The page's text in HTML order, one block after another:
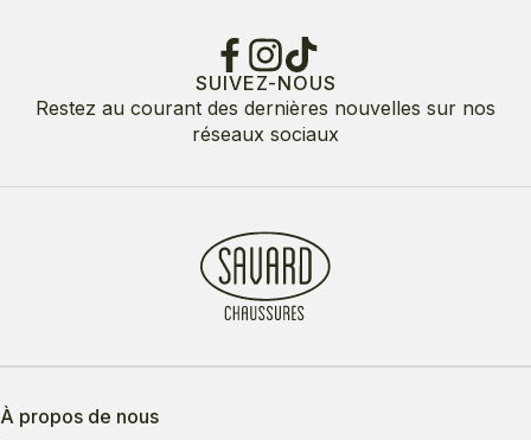
SUIVEZ-NOUS
Restez au courant des dernières nouvelles sur nos
réseaux sociaux
À propos de nous